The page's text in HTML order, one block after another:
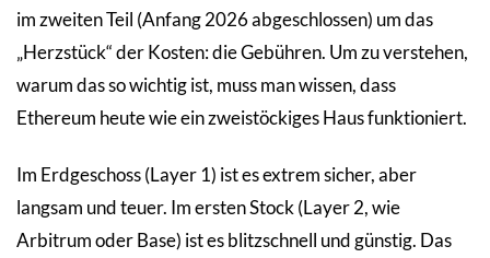
im zweiten Teil (Anfang 2026 abgeschlossen) um das
„Herzstück“ der Kosten: die Gebühren. Um zu verstehen,
warum das so wichtig ist, muss man wissen, dass
Ethereum heute wie ein zweistöckiges Haus funktioniert.
Im Erdgeschoss (Layer 1) ist es extrem sicher, aber
langsam und teuer. Im ersten Stock (Layer 2, wie
Arbitrum oder Base) ist es blitzschnell und günstig. Das